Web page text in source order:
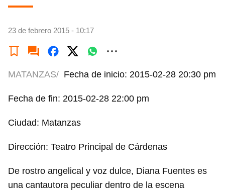
23 de febrero 2015 - 10:17
MATANZAS/ Fecha de inicio: 2015-02-28 20:30 pm
Fecha de fin: 2015-02-28 22:00 pm
Ciudad: Matanzas
Dirección: Teatro Principal de Cárdenas
De rostro angelical y voz dulce, Diana Fuentes es
una cantautora peculiar dentro de la escena